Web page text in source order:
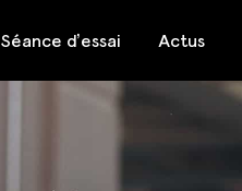
Séance d’essai Actus